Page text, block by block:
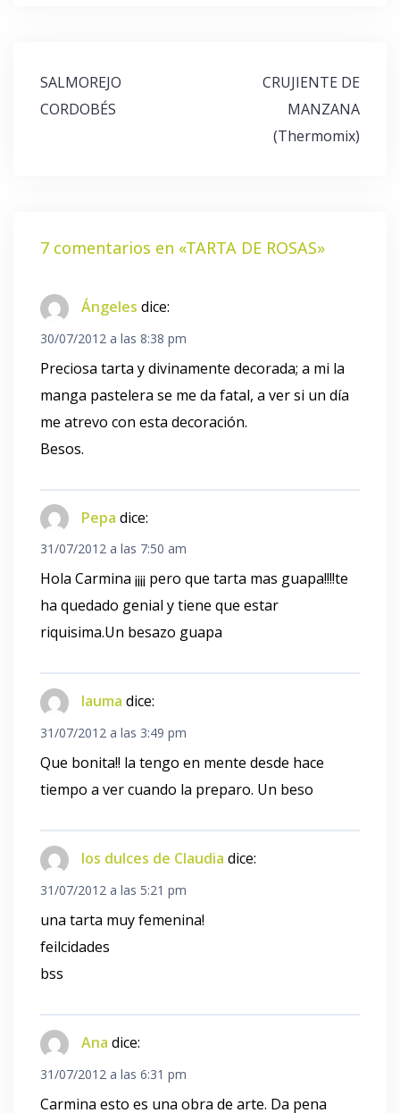
Navegación
de
entradas
SALMOREJO
CORDOBÉS
CRUJIENTE DE
MANZANA
(Thermomix)
7 comentarios en «TARTA DE ROSAS»
Ángeles dice:
30/07/2012 a las 8:38 pm
Preciosa tarta y divinamente decorada; a mi la
manga pastelera se me da fatal, a ver si un día
me atrevo con esta decoración.
Besos.
Pepa dice:
31/07/2012 a las 7:50 am
Hola Carmina ¡¡¡¡ pero que tarta mas guapa!!!!te
ha quedado genial y tiene que estar
riquisima.Un besazo guapa
lauma dice:
31/07/2012 a las 3:49 pm
Que bonita!! la tengo en mente desde hace
tiempo a ver cuando la preparo. Un beso
los dulces de Claudia dice:
31/07/2012 a las 5:21 pm
una tarta muy femenina!
feilcidades
bss
Ana dice:
31/07/2012 a las 6:31 pm
Carmina esto es una obra de arte. Da pena